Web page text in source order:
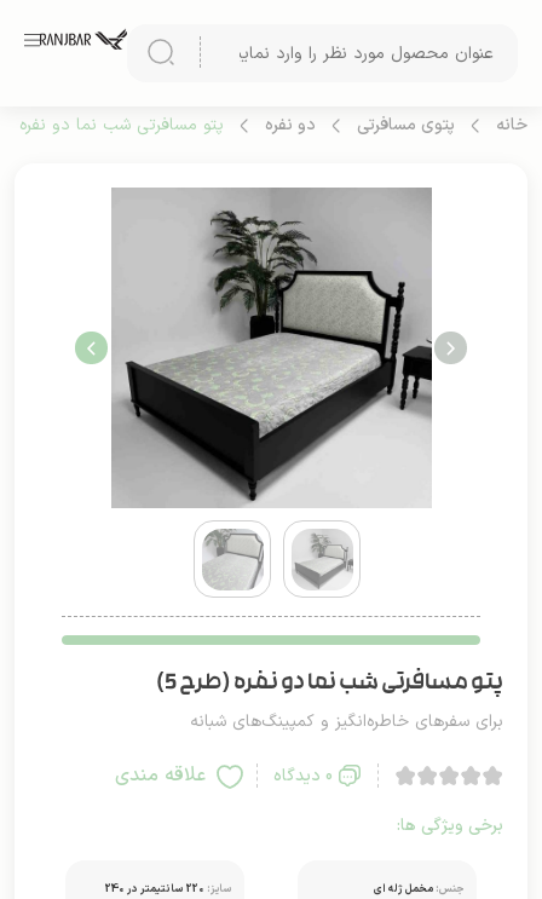
خانه پتوی مسافرتی دو نفره پتو مسافرتی شب نما دو نفره
پتو مسافرتی شب نما دو نفره (طرح 5)
برای سفرهای خاطره‌انگیز و کمپینگ‌های شبانه
0 دیدگاه علاقه مندی
برخی ویژگی ها:
جنس: مخمل ژله ای سایز: 220 سانتیمتر در 240